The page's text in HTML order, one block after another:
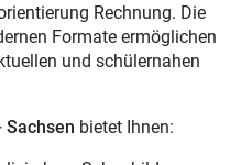
Rechnung. Die
Formate ermöglichen
und schülernahen
Sachsen bietet Ihnen: